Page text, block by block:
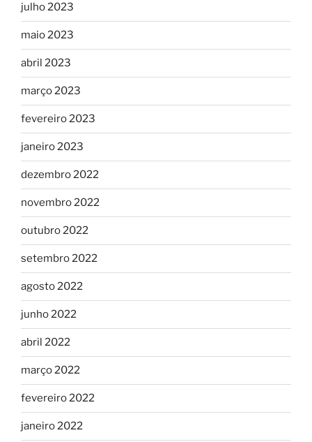
julho 2023
maio 2023
abril 2023
março 2023
fevereiro 2023
janeiro 2023
dezembro 2022
novembro 2022
outubro 2022
setembro 2022
agosto 2022
junho 2022
abril 2022
março 2022
fevereiro 2022
janeiro 2022